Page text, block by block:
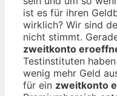
ist es für ihren
wirklich? Wir sind
nicht stimmt.
zweitkonto
Testinstituten
wenig mehr Geld
für ein zweitkonto